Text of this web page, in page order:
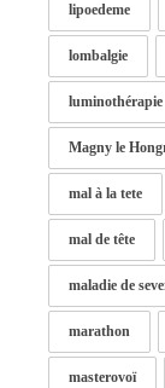
lipoedeme
lombalgie
luminothérapie
Magny le
mal à la tete
mal de tête
maladie de
marathon
masterovoï